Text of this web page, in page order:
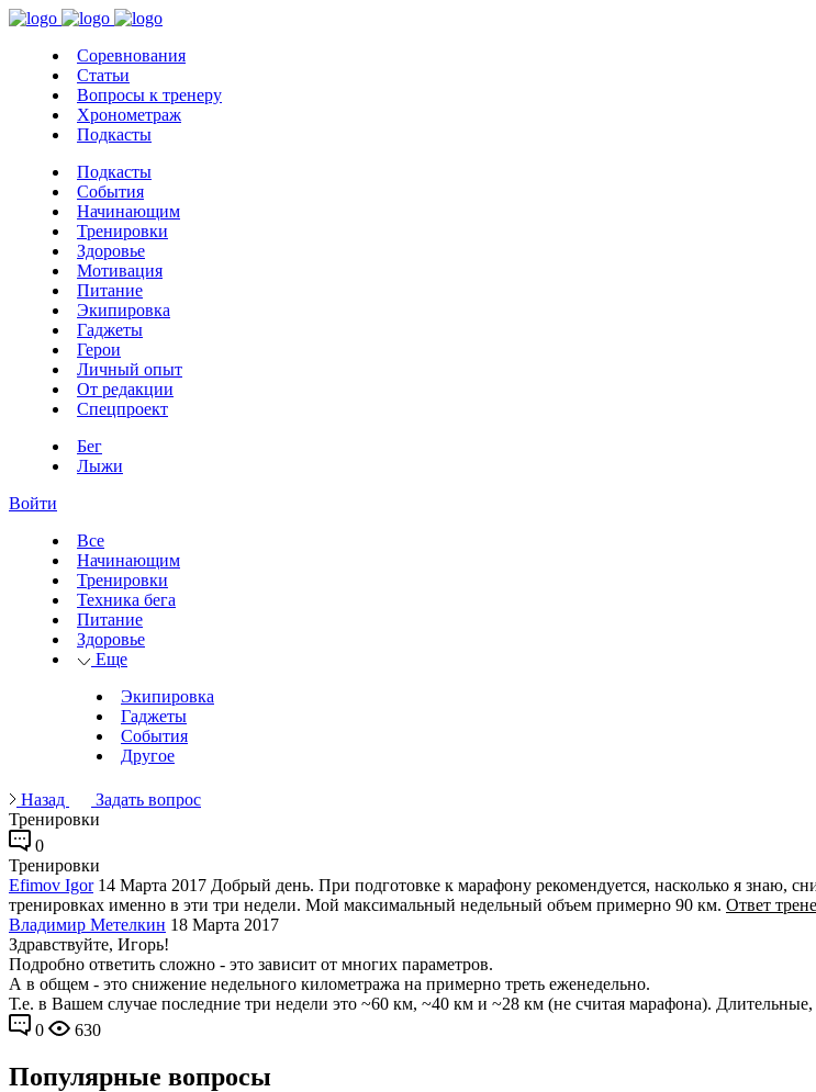
Соревнования
Статьи
Вопросы к тренеру
Хронометраж
Подкасты
Подкасты
События
Начинающим
Тренировки
Здоровье
Мотивация
Питание
Экипировка
Гаджеты
Герои
Личный опыт
От редакции
Спецпроект
Бег
Лыжи
Войти
Все
Начинающим
Тренировки
Техника бега
Питание
Здоровье
Еще
Экипировка
Гаджеты
События
Другое
Назад
Задать вопрос
Тренировки
0
Тренировки
Efimov Igor 14 Марта 2017 Добрый день. При подготовке к марафону рекомендуется, насколько я знаю,
тренировках именно в эти три недели. Мой максимальный недельный объем примерно 90 км. Ответ
Владимир Метелкин 18 Марта 2017
Здравствуйте, Игорь!
Подробно ответить сложно - это зависит от многих параметров.
А в общем - это снижение недельного километража на примерно треть еженедельно.
Т.е. в Вашем случае последние три недели это ~60 км, ~40 км и ~28 км (не считая марафона).
0
630
Популярные вопросы